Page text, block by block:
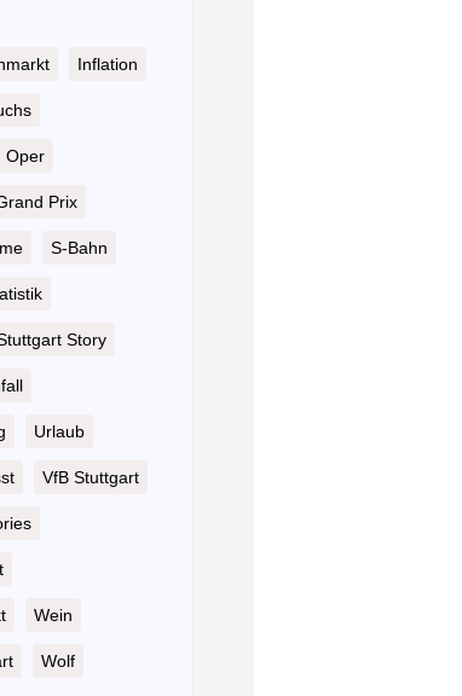
Inflation
Oper
Prix
S-Bahn
Story
Urlaub
VfB Stuttgart
Wein
Wolf